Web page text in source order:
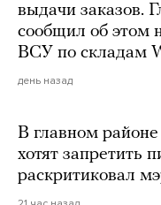
выдачи заказов.
сообщил об этом
ВСУ по складам
день назад
В главном
хотят запретить
раскритиковал